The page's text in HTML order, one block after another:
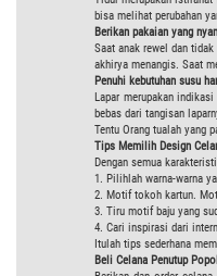
bisa melihat perubahan
Berikan pakaian yang
Saat anak rewel dan
akhirya menangis. Saat
Penuhi kebutuhan susu
Lapar merupakan
bebas dari tangisan
Tentu Orang tualah yang
Tips Memilih Design
Dengan semua
1. Pilihlah warna-warna
2. Motif tokoh kartun.
3. Tiru motif baju yang
4. Cari inspirasi dari
Itulah tips sederhana
Beli Celana Penutup